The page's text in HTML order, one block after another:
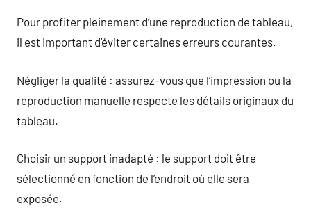
Pour profiter pleinement d’une reproduction de tableau,
il est important d’éviter certaines erreurs courantes.
Négliger la qualité : assurez-vous que l’impression ou la
reproduction manuelle respecte les détails originaux du
tableau.
Choisir un support inadapté : le support doit être
sélectionné en fonction de l’endroit où elle sera
exposée.